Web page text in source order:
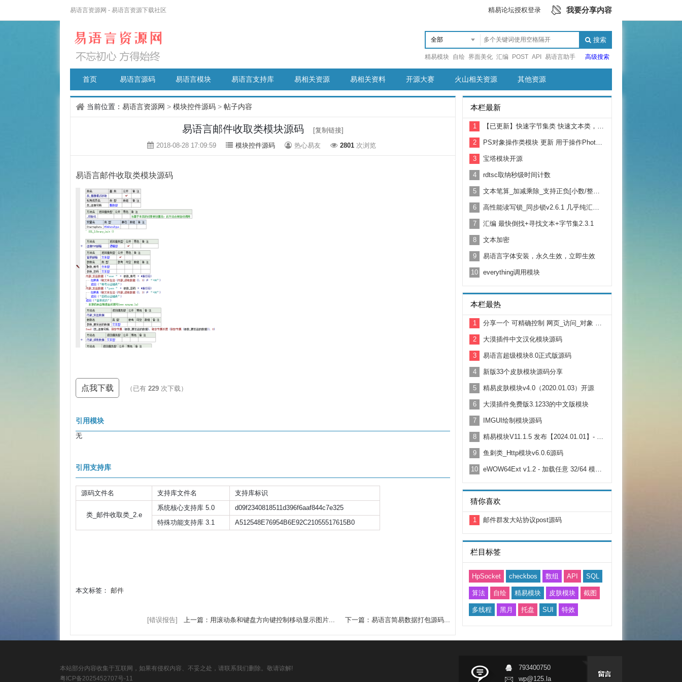
易语言资源网 - 易语言资源下载社区 精易论坛授权登录 我要分享内容
搜索
精易模块 自绘 界面美化 汇编 POST API 易语言助手 高级搜索
首页 易语言源码 易语言模块 易语言支持库 易相关资源 易相关资料 开源大赛 火山相关资源 其他资源
当前位置： 易语言资源网 > 模块控件源码 > 帖子内容
易语言邮件收取类模块源码
[复制链接]
2018-08-28 17:09:59
模块控件源码 热心易友 2801 次浏览
易语言邮件收取类模块源码
点我下载 （已有 229 次下载）
引用模块
无
引用支持库
源码文件名 支持库文件名 支持库标识
类_邮件收取类_2.e
系统核心支持库 5.0
d09f2340818511d396f6aaf844c7e325
特殊功能支持库 3.1
A512548E76954B6E92C21055517615B0
本文标签： 邮件
[错误报告] 上一篇：用滚动条和键盘方向键控制移动显示图片... 下一篇：易语言简易数据打包源码...
本栏最新
1 【已更新】快速字节集类 快速文本类，替代通用对象库
2 PS对象操作类模块 更新 用于操作Photoshop 制作自动化脚本
3 宝塔模块开源
4 rdtsc取纳秒级时间计数
5 文本笔算_加减乘除_支持正负[小数/整数/大数/前缀0的数]
6 高性能读写锁_同步锁v2.6.1 几乎纯汇编 支持跨进程
7 汇编 最快倒找+寻找文本+字节集2.3.1
8 文本加密
9 易语言字体安装，永久生效，立即生效
10 everything调用模块
本栏最热
1 分享一个 可精确控制 网页_访问_对象 超时时间 源码
2 大漠插件中文汉化模块源码
3 易语言超级模块8.0正式版源码
4 新版33个皮肤模块源码分享
5 精易皮肤模块v4.0（2020.01.03）开源
6 大漠插件免费版3.1233的中文版模块
7 IMGUI绘制模块源码
8 精易模块V11.1.5 发布【2024.01.01】- 元旦快乐！
9 鱼刺类_Http模块v6.0.6源码
10 eWOW64Ext v1.2 - 加载任意 32/64 模块|动态调用|64 位汇编|64 位进程读写
猜你喜欢
1 邮件群发大站协议post源码
栏目标签
HpSocket checkbos 数组 API SQL
算法 自绘 精易模块 皮肤模块 截图
多线程 黑月 托盘 SUI 特效
本站部分内容收集于互联网，如果有侵权内容、不妥之处，请联系我们删除。敬请谅解!
粤ICP备2025452707号-11
793400750
wp@125.la